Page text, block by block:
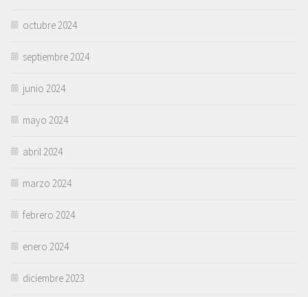
octubre 2024
septiembre 2024
junio 2024
mayo 2024
abril 2024
marzo 2024
febrero 2024
enero 2024
diciembre 2023